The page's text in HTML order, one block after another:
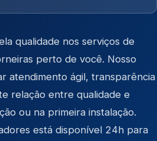
qualidade nos serviços de
perto de você. Nosso
atendimento ágil, transparência
relação entre qualidade e
ou na primeira instalação.
está disponível 24h para